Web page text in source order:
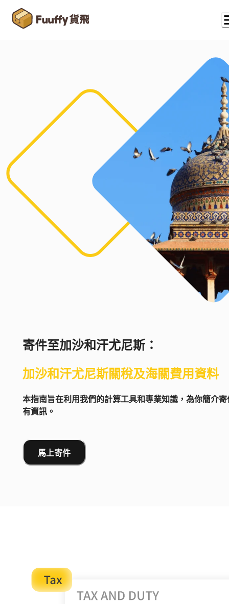
寄件至加沙和汗尤尼斯 ：
加沙和汗尤尼斯關稅及海關費用資料
本指南旨在利用我們的計算工具和專業知識，為你簡介
有資訊。
馬上寄件